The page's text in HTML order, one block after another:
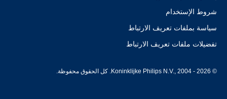
شروط الإستخدام
سياسة بملفات تعريف الارتباط
تفضيلات ملفات تعريف الارتباط
© Koninklijke Philips N.V., 2004 - 2026. كل الحقوق محفوظة.